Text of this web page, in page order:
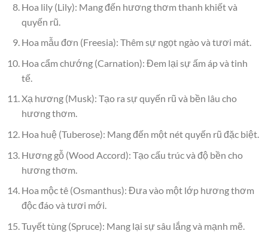
Hoa lily (Lily): Mang đến hương thơm thanh khiết và
quyến rũ.
Hoa mẫu đơn (Freesia): Thêm sự ngọt ngào và tươi mát.
Hoa cẩm chướng (Carnation): Đem lại sự ấm áp và tinh
tế.
Xạ hương (Musk): Tạo ra sự quyến rũ và bền lâu cho
hương thơm.
Hoa huệ (Tuberose): Mang đến một nét quyến rũ đặc biệt.
Hương gỗ (Wood Accord): Tạo cấu trúc và độ bền cho
hương thơm.
Hoa mộc tê (Osmanthus): Đưa vào một lớp hương thơm
độc đáo và tươi mới.
Tuyết tùng (Spruce): Mang lại sự sâu lắng và mạnh mẽ.